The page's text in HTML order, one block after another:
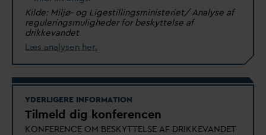
Kilde: Miljø- og Ligestillingsministeriet/ Analyse af
reguleringsmuligheder for beskyttelse af
drikkevandet
Læs analysen her.
YDERLIGERE INFORMATION
Tilmeld dig konferencen
KONFERENCE OM BESKYTTELSE AF DRIKKEVANDET